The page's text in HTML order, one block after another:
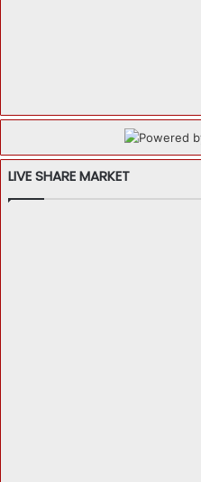
LIVE SHARE MARKET